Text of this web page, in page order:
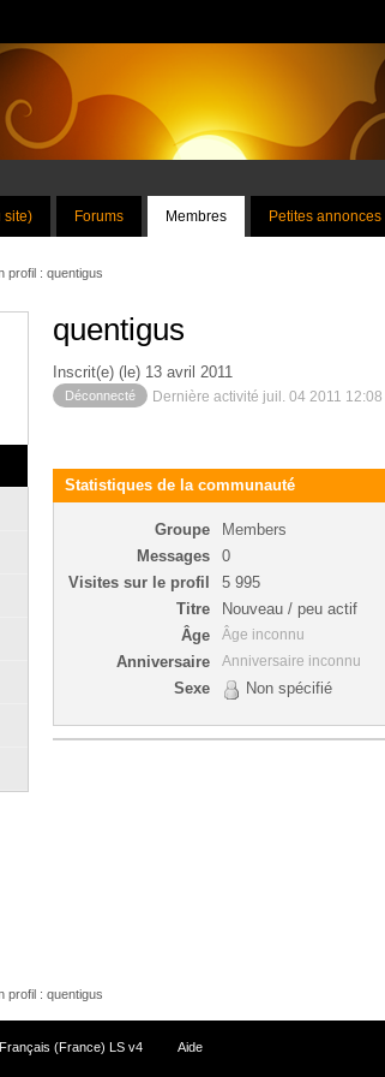
site) Forums Membres Petites annonces
profil : quentigus
quentigus
Inscrit(e) (le) 13 avril 2011
Déconnecté Dernière activité juil. 04 2011 12:08
Statistiques de la communauté
Groupe
Members
Messages
0
Visites sur le profil
5 995
Titre
Nouveau / peu actif
Âge
Âge inconnu
Anniversaire Anniversaire inconnu
Sexe Non spécifié
profil : quentigus
Français (France) LS v4 Aide